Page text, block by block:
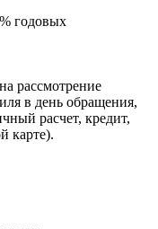
годовых
рассмотрение
в день обращения,
расчет, кредит,
карте).